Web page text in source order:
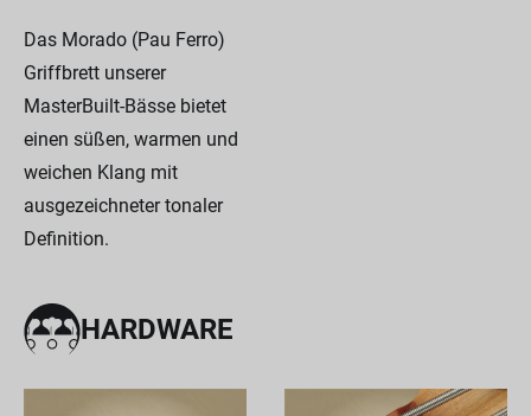
Das Morado (Pau Ferro)
Griffbrett unserer
MasterBuilt-Bässe bietet
einen süßen, warmen und
weichen Klang mit
ausgezeichneter tonaler
Definition.
HARDWARE